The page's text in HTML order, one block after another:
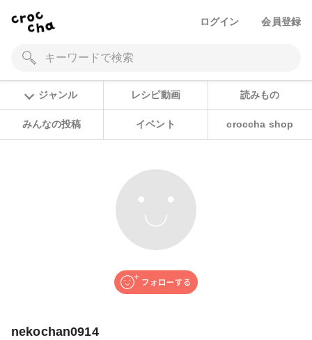
ログイン 会員登録
ジャンル レシピ動画 読みもの
みんなの投稿 イベント croccha shop
nekochan0914